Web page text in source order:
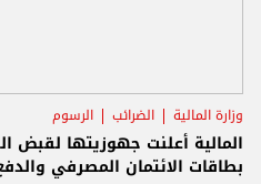
وزارة المالية الضرائب الرسوم
المالية أعلنت جهوزيتها لقبض
بطاقات الائتمان المصرفي